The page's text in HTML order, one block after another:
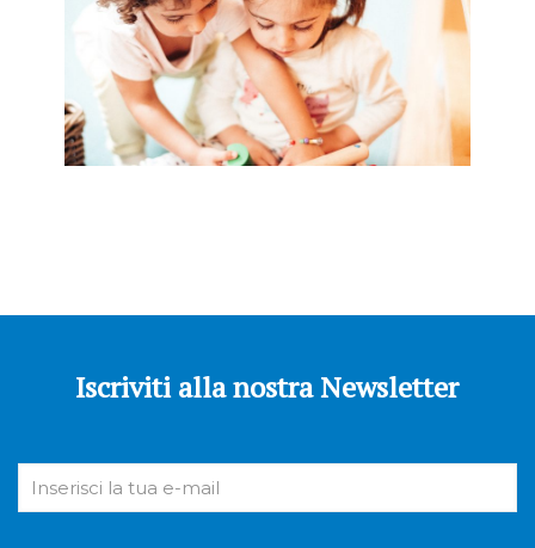
Iscriviti alla nostra Newsletter